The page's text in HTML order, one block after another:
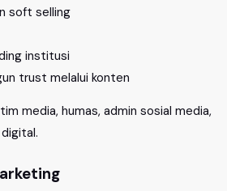
soft selling
institusi
trust melalui konten
media, humas, admin sosial media,